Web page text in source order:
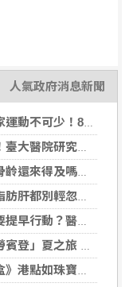
人氣政府消息新聞
導互動遊戲，掌握自己的健康密碼
低13種肥胖相關癌症41%風險
助判讀系統成臨床評估重要參考
揭不同年齡「肝病警訊」
基因檢測助提早看見失智風險
，感受不同阿爾卑斯療癒度假風情！
美洲際明娟樓餐桌變成精品櫃位？